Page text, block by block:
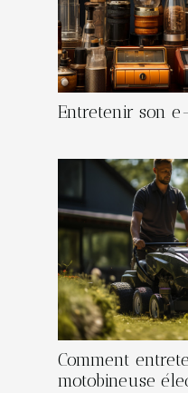
Entretenir son
Comment
motobineuse